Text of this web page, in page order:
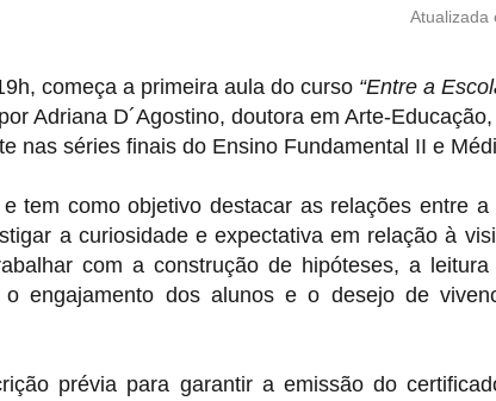
Atualizada
começa a primeira aula do curso “Entre a
Adriana D´Agostino, doutora em Arte-
nas séries finais do Ensino Fundamental II e
tem como objetivo destacar as relações entre
a curiosidade e expectativa em relação à
com a construção de hipóteses, a
o engajamento dos alunos e o desejo de
prévia para garantir a emissão do